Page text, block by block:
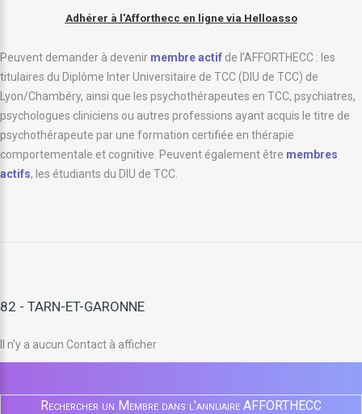
Adhérer à l'Afforthecc en ligne via Helloasso
Peuvent demander à devenir membre actif de l’AFFORTHECC : les
titulaires du Diplôme Inter Universitaire de TCC (DIU de TCC) de
Lyon/Chambéry, ainsi que les psychothérapeutes en TCC, psychiatres,
psychologues cliniciens ou autres professions ayant acquis le titre de
psychothérapeute par une formation certifiée en thérapie
comportementale et cognitive. Peuvent également être membres
actifs, les étudiants du DIU de TCC.
82 - TARN-ET-GARONNE
Il n'y a aucun Contact à afficher
Rechercher un Membre dans l'annuaire AFFORTHECC